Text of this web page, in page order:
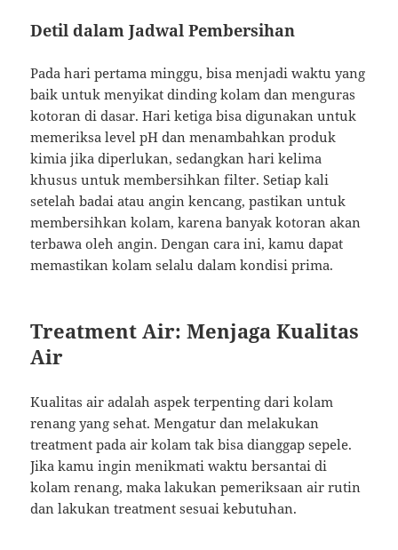
Detil dalam Jadwal Pembersihan
Pada hari pertama minggu, bisa menjadi waktu yang
baik untuk menyikat dinding kolam dan menguras
kotoran di dasar. Hari ketiga bisa digunakan untuk
memeriksa level pH dan menambahkan produk
kimia jika diperlukan, sedangkan hari kelima
khusus untuk membersihkan filter. Setiap kali
setelah badai atau angin kencang, pastikan untuk
membersihkan kolam, karena banyak kotoran akan
terbawa oleh angin. Dengan cara ini, kamu dapat
memastikan kolam selalu dalam kondisi prima.
Treatment Air: Menjaga Kualitas
Air
Kualitas air adalah aspek terpenting dari kolam
renang yang sehat. Mengatur dan melakukan
treatment pada air kolam tak bisa dianggap sepele.
Jika kamu ingin menikmati waktu bersantai di
kolam renang, maka lakukan pemeriksaan air rutin
dan lakukan treatment sesuai kebutuhan.